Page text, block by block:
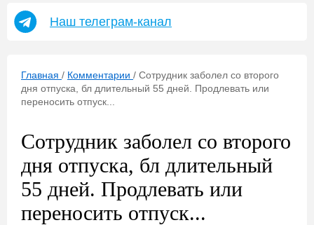
Наш телеграм-канал
Главная / Комментарии / Сотрудник заболел со второго
дня отпуска, бл длительный 55 дней. Продлевать или
переносить отпуск...
Сотрудник заболел со второго
дня отпуска, бл длительный
55 дней. Продлевать или
переносить отпуск...